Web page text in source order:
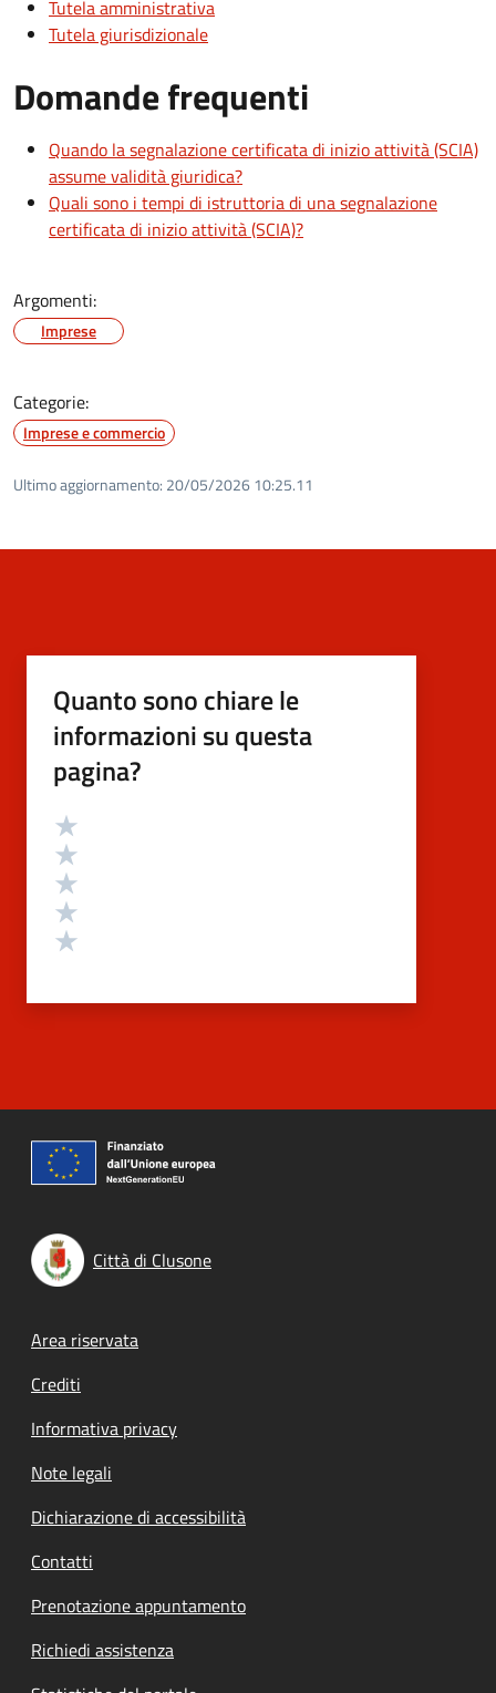
Tutela amministrativa
Tutela giurisdizionale
Domande frequenti
Quando la segnalazione certificata di inizio attività (SCIA)
assume validità giuridica?
Quali sono i tempi di istruttoria di una segnalazione
certificata di inizio attività (SCIA)?
Argomenti:
Imprese
Categorie:
Imprese e commercio
Ultimo aggiornamento: 20/05/2026 10:25.11
Quanto sono chiare le
informazioni su questa
pagina?
Valutazione
Città di Clusone
Footer menu
Area riservata
Crediti
Informativa privacy
Note legali
Dichiarazione di accessibilità
Contatti
Prenotazione appuntamento
Richiedi assistenza